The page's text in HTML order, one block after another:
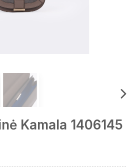
Kamala 1406145